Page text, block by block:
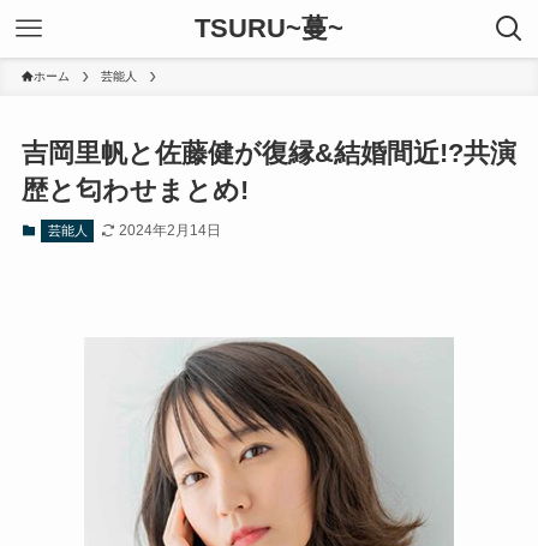
TSURU~蔓~
ホーム 芸能人
吉岡里帆と佐藤健が復縁&結婚間近!?共演
歴と匂わせまとめ!
芸能人 2024年2月14日